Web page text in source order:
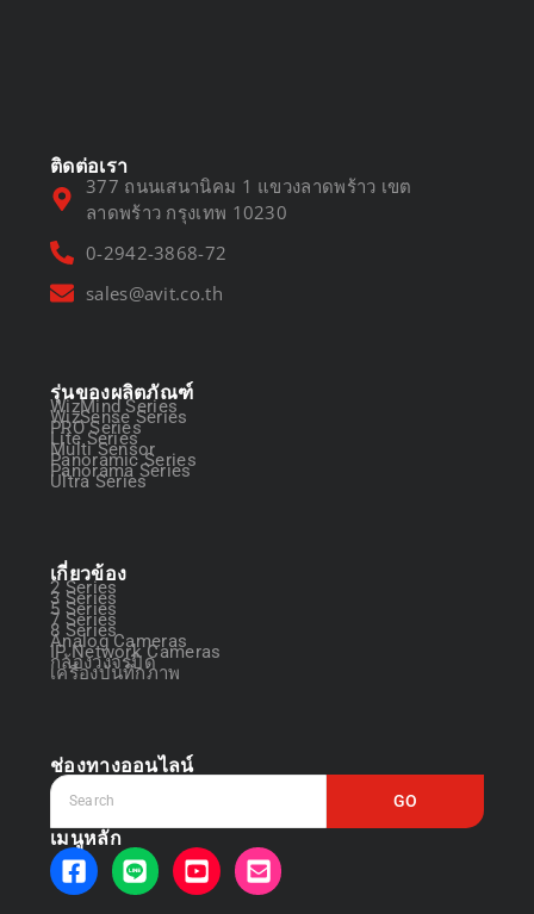
ติดต่อเรา
377 ถนนเสนานิคม 1 แขวงลาดพร้าว เขต
ลาดพร้าว กรุงเทพ 10230
0-2942-3868-72
sales@avit.co.th
รุ่นของผลิตภัณฑ์
WizMind Series
WizSense Series
PRO Series
Lite Series
Multi Sensor
Panoramic Series
Panorama Series
Ultra Series
เกี่ยวข้อง
2 Series
3 Series
5 Series
7 Series
8 Series
Analog Cameras
IP Network Cameras
กล้องวงจรปิด
เครื่องบันทึกภาพ
ช่องทางออนไลน์
GO
เมนูหลัก